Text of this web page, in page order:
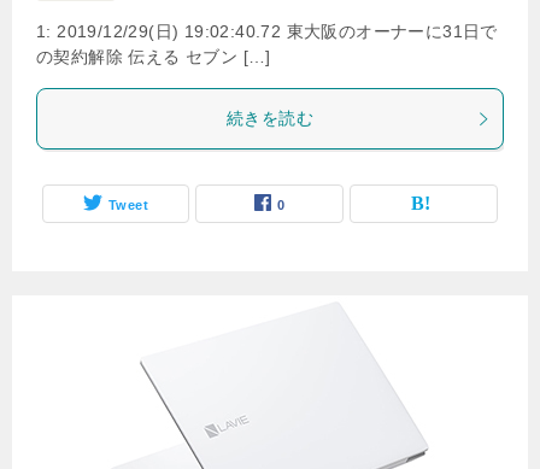
1: 2019/12/29(日) 19:02:40.72 東大阪のオーナーに31日で
の契約解除 伝える セブン […]
続きを読む
Tweet 0